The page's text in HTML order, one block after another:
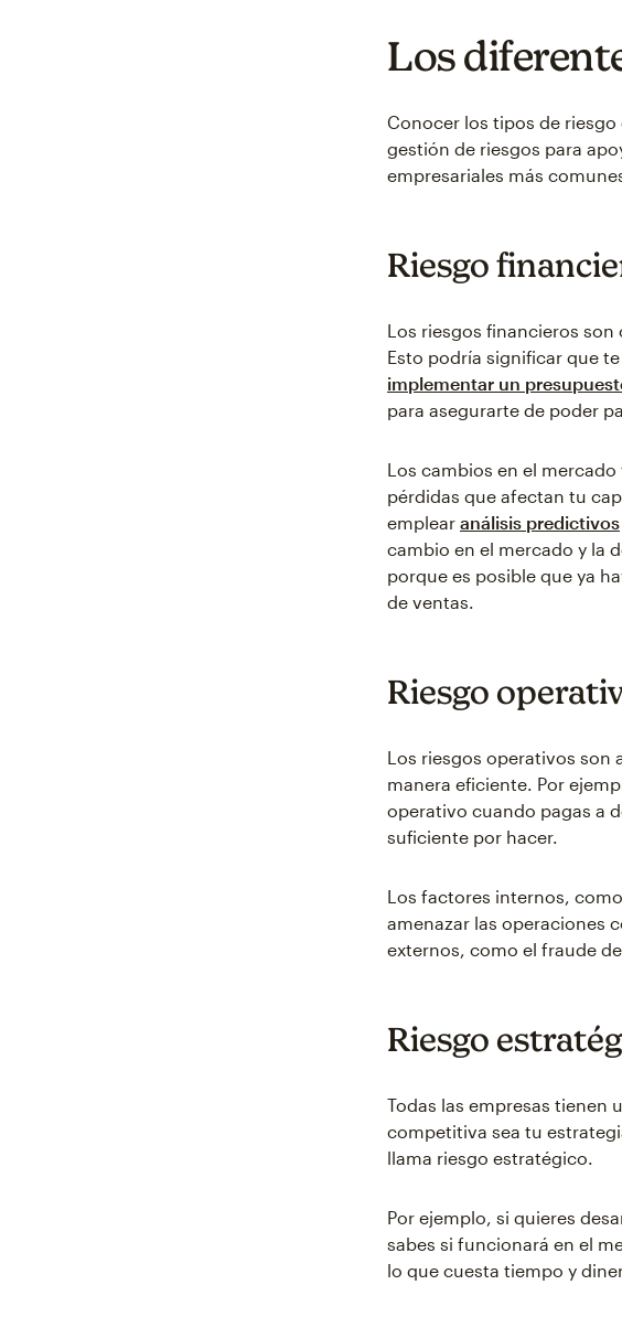
Los
Conocer los tipos de
gestión de riesgos para
empresariales más
Riesgo
Los riesgos financieros
Esto podría significar que
implementar un
para asegurarte de poder
Los cambios en el
pérdidas que afectan tu
emplear análisis predictivos
cambio en el mercado y la
porque es posible que ya
de ventas.
Riesgo
Los riesgos operativos son
manera eficiente. Por
operativo cuando pagas a
suficiente por hacer.
Los factores internos,
amenazar las operaciones
externos, como el fraude
Riesgo
Todas las empresas tienen
competitiva sea tu
llama riesgo estratégico.
Por ejemplo, si quieres
sabes si funcionará en el
lo que cuesta tiempo y